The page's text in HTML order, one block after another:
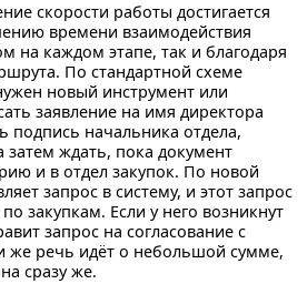
скорости работы достигается
времени взаимодействия
на каждом этапе, так и благодаря
По стандартной схеме
новый инструмент или
заявление на имя директора
подпись начальника отдела,
затем ждать, пока документ
и в отдел закупок. По новой
запрос в систему, и этот запрос
закупкам. Если у него возникнут
запрос на согласование с
же речь идёт о небольшой сумме,
сразу же.